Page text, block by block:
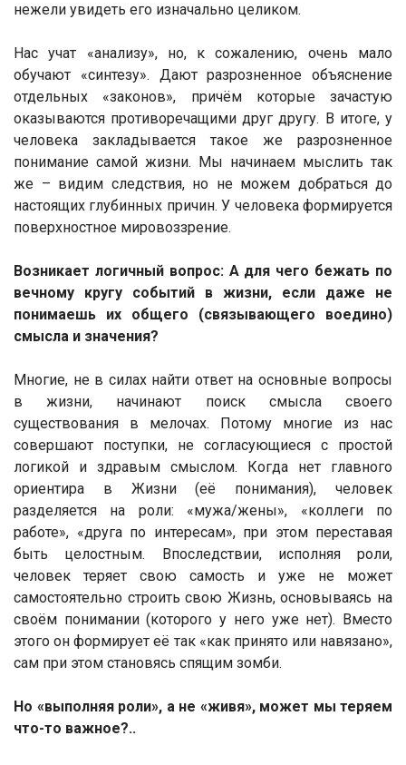
нежели увидеть его изначально целиком.
Нас учат «анализу», но, к сожалению, очень мало
обучают «синтезу». Дают разрозненное объяснение
отдельных «законов», причём которые зачастую
оказываются противоречащими друг другу. В итоге, у
человека закладывается такое же разрозненное
понимание самой жизни. Мы начинаем мыслить так
же – видим следствия, но не можем добраться до
настоящих глубинных причин. У человека формируется
поверхностное мировоззрение.
Возникает логичный вопрос: А для чего бежать по
вечному кругу событий в жизни, если даже не
понимаешь их общего (связывающего воедино)
смысла и значения?
Многие, не в силах найти ответ на основные вопросы
в жизни, начинают поиск смысла своего
существования в мелочах. Потому многие из нас
совершают поступки, не согласующиеся с простой
логикой и здравым смыслом. Когда нет главного
ориентира в Жизни (её понимания), человек
разделяется на роли: «мужа/жены», «коллеги по
работе», «друга по интересам», при этом переставая
быть целостным. Впоследствии, исполняя роли,
человек теряет свою самость и уже не может
самостоятельно строить свою Жизнь, основываясь на
своём понимании (которого у него уже нет). Вместо
этого он формирует её так «как принято или навязано»,
сам при этом становясь спящим зомби.
Но «выполняя роли», а не «живя», может мы теряем
что-то важное?..